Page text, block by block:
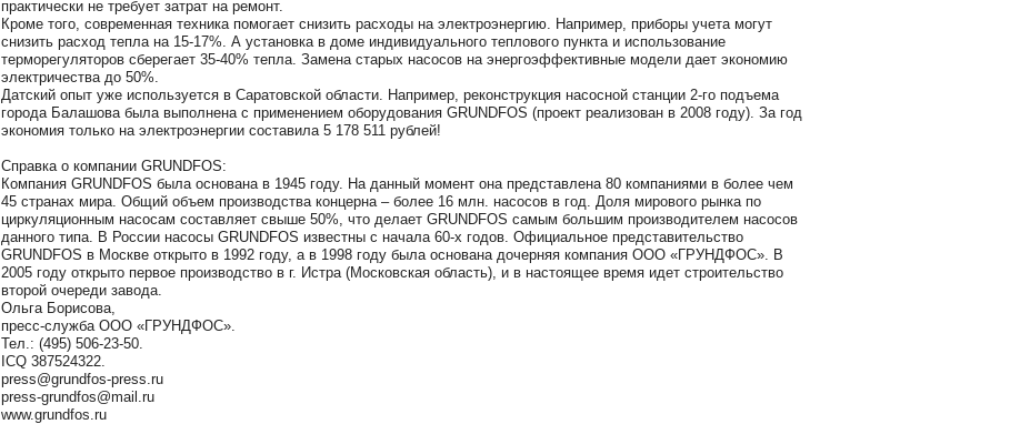
практически не требует затрат на ремонт.
Кроме того, современная техника помогает снизить расходы на электроэнергию. Например, приборы учета могут
снизить расход тепла на 15-17%. А установка в доме индивидуального теплового пункта и использование
терморегуляторов сберегает 35-40% тепла. Замена старых насосов на энергоэффективные модели дает экономию
электричества до 50%.
Датский опыт уже используется в Саратовской области. Например, реконструкция насосной станции 2-го подъема
города Балашова была выполнена с применением оборудования GRUNDFOS (проект реализован в 2008 году). За год
экономия только на электроэнергии составила 5 178 511 рублей!
Справка о компании GRUNDFOS:
Компания GRUNDFOS была основана в 1945 году. На данный момент она представлена 80 компаниями в более чем
45 странах мира. Общий объем производства концерна – более 16 млн. насосов в год. Доля мирового рынка по
циркуляционным насосам составляет свыше 50%, что делает GRUNDFOS самым большим производителем насосов
данного типа. В России насосы GRUNDFOS известны с начала 60-х годов. Официальное представительство
GRUNDFOS в Москве открыто в 1992 году, а в 1998 году была основана дочерняя компания ООО «ГРУНДФОС». В
2005 году открыто первое производство в г. Истра (Московская область), и в настоящее время идет строительство
второй очереди завода.
Ольга Борисова,
пресс-служба ООО «ГРУНДФОС».
Тел.: (495) 506-23-50.
ICQ 387524322.
press@grundfos-press.ru
press-grundfos@mail.ru
www.grundfos.ru